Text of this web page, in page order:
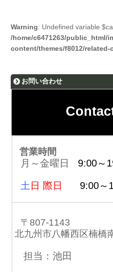
Warning: Undefined variable
/home/c6471263/public_html/
content/themes/f8012/related-
お問い合わせ
営業時間
月～金曜日 9:00～
土 日 際日 9:00～
〒807-1143
北九州市八幡西区楠橋
担当：池田